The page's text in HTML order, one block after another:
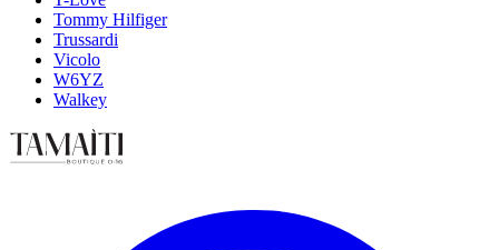
Tommy Hilfiger
Trussardi
Vicolo
W6YZ
Walkey